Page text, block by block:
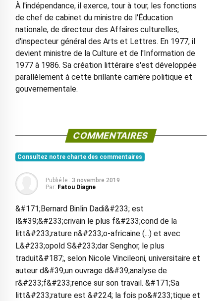
À l'indépendance, il exerce, tour à tour, les fonctions
de chef de cabinet du ministre de l'Éducation
nationale, de directeur des Affaires culturelles,
d'inspecteur général des Arts et Lettres. En 1977, il
devient ministre de la Culture et de l'Information de
1977 à 1986. Sa création littéraire s'est développée
parallèlement à cette brillante carrière politique et
gouvernementale.
COMMENTAIRES
Consultez notre charte des commentaires
Publié le : 3 novembre 2019
Par: Fatou Diagne
&#171;Bernard Binlin Dadi&#233; est
l&#39;&#233;crivain le plus f&#233;cond de la
litt&#233;rature n&#233;o-africaine (...) et avec
L&#233;opold S&#233;dar Senghor, le plus
traduit&#187;, selon Nicole Vincileoni, universitaire et
auteur d&#39;un ouvrage d&#39;analyse de
r&#233;f&#233;rence sur son travail. &#171;Sa
litt&#233;rature est &#224; la fois po&#233;tique et